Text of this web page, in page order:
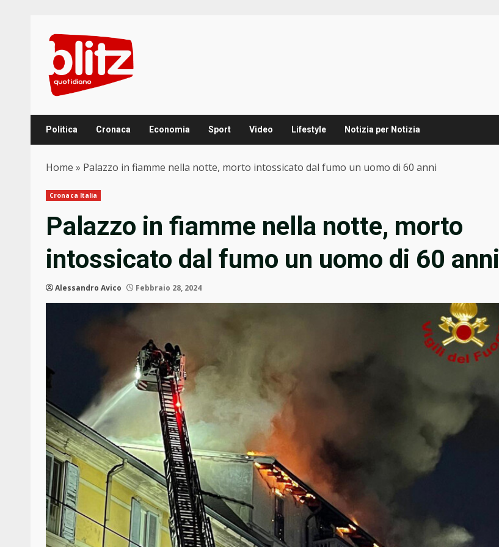
content
Politica Cronaca Economia Sport Video Lifestyle Notizia per Notizia
Home » Palazzo in fiamme nella notte, morto intossicato dal fumo un uomo di 60 anni
Cronaca Italia
Palazzo in fiamme nella notte, morto
intossicato dal fumo un uomo di 60 anni
Alessandro Avico Febbraio 28, 2024